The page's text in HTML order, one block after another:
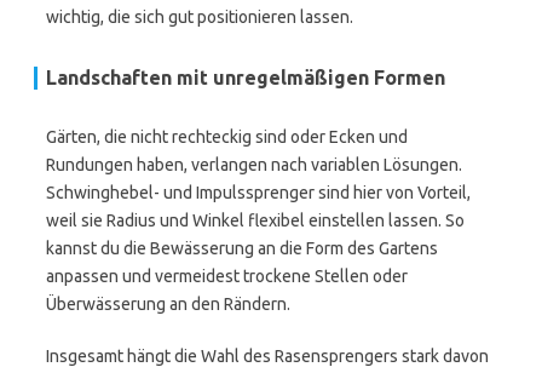
wichtig, die sich gut positionieren lassen.
Landschaften mit unregelmäßigen Formen
Gärten, die nicht rechteckig sind oder Ecken und
Rundungen haben, verlangen nach variablen Lösungen.
Schwinghebel- und Impulssprenger sind hier von Vorteil,
weil sie Radius und Winkel flexibel einstellen lassen. So
kannst du die Bewässerung an die Form des Gartens
anpassen und vermeidest trockene Stellen oder
Überwässerung an den Rändern.
Insgesamt hängt die Wahl des Rasensprengers stark davon